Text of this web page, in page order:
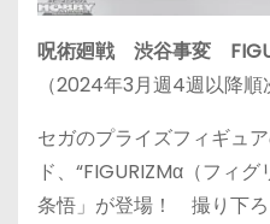
呪術廻戦 渋谷事変
（2024年3月週4週以降順
セガのプライズフィギュ
ド、“FIGURIZMα（フィ
条悟」が登場！ 撮り下